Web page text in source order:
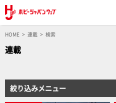
HOME 連載 検索
連載
絞り込みメニュー